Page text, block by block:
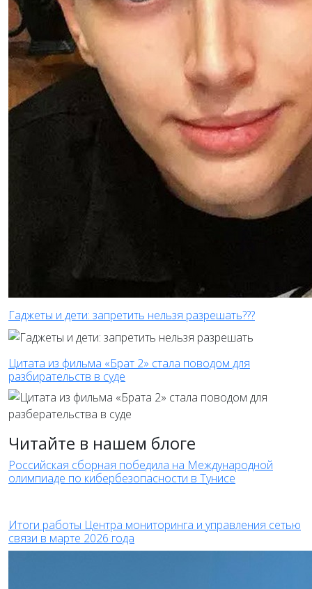
Гаджеты и дети: запретить нельзя разрешать???
Цитата из фильма «Брат 2» стала поводом для
разбирательств в суде
Читайте в нашем блоге
Российская сборная победила на Международной
олимпиаде по кибербезопасности в Тунисе
Итоги работы Центра мониторинга и управления сетью
связи в марте 2026 года